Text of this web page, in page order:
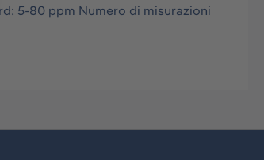
5-80 ppm Numero di misurazioni